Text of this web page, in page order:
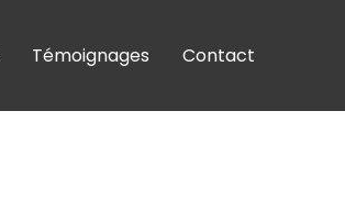
Témoignages Contact